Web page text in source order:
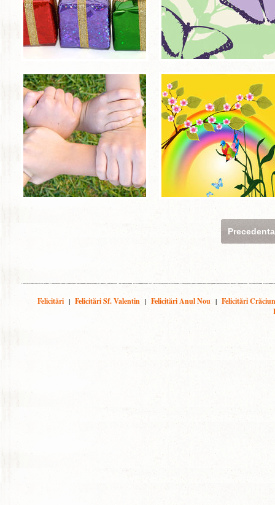
Precedenta
Felicitări | Felicitări Sf. Valentin | Felicitări Anul Nou | Felicitări